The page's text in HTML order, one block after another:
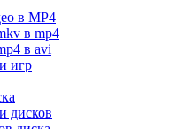
в MP4
в mp4
в avi
игр
дисков